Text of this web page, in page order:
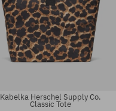
Kabelka Herschel Supply Co.
Classic Tote